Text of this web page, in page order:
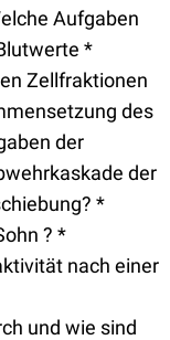
Aufgaben
*
Zellfraktionen
des
der
der
*
? *
nach einer
und wie sind